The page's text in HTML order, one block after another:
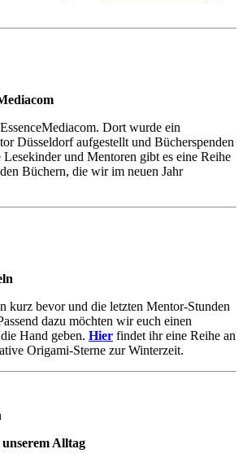
Dort wurde ein
Düsseldorf aufgestellt und Bücherspenden
Lesekinder und Mentoren gibt es eine Reihe
Büchern, die wir im neuen Jahr
kurz bevor und die letzten Mentor-Stunden
dazu möchten wir euch einen
Hand geben. Hier findet ihr eine Reihe an
Origami-Sterne zur Winterzeit.
Alltag